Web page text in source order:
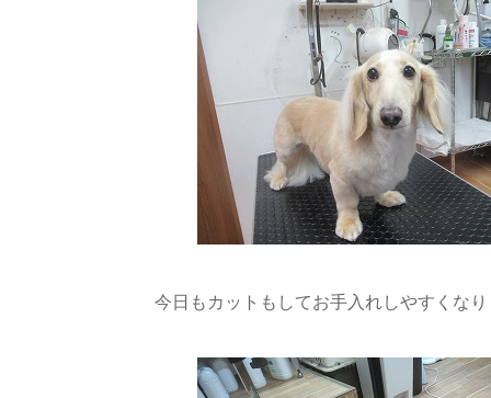
今日もカットもしてお手入れしやすくなり